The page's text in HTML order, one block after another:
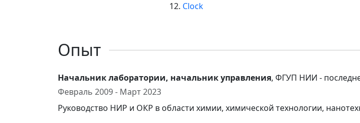
Clock
Опыт
Начальник лаборатории, начальник управления, ФГУП НИИ -
Февраль 2009 - Март 2023
Руководство НИР и ОКР в области химии, химической технологии,